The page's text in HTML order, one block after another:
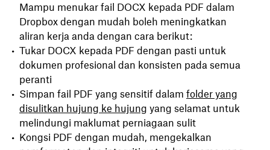
Mampu menukar fail DOCX kepada PDF dalam
Dropbox dengan mudah boleh meningkatkan
aliran kerja anda dengan cara berikut:
Tukar DOCX kepada PDF dengan pasti untuk
dokumen profesional dan konsisten pada semua
peranti
Simpan fail PDF yang sensitif dalam folder yang
disulitkan hujung ke hujung yang selamat untuk
melindungi maklumat perniagaan sulit
Kongsi PDF dengan mudah, mengekalkan